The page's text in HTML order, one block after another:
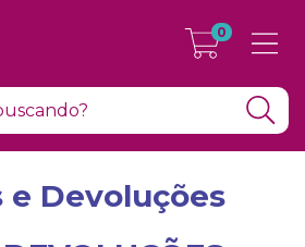
0
e Devoluções